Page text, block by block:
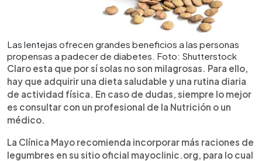
Las lentejas ofrecen grandes beneficios a las personas
propensas a padecer de diabetes. Foto: Shutterstock
Claro esta que por sí solas no son milagrosas. Para ello,
hay que adquirir una dieta saludable y una rutina diaria
de actividad física. En caso de dudas, siempre lo mejor
es consultar con un profesional de la Nutrición o un
médico.
La Clínica Mayo recomienda incorporar más raciones de
legumbres en su sitio oficial mayoclinic.org, para lo cual